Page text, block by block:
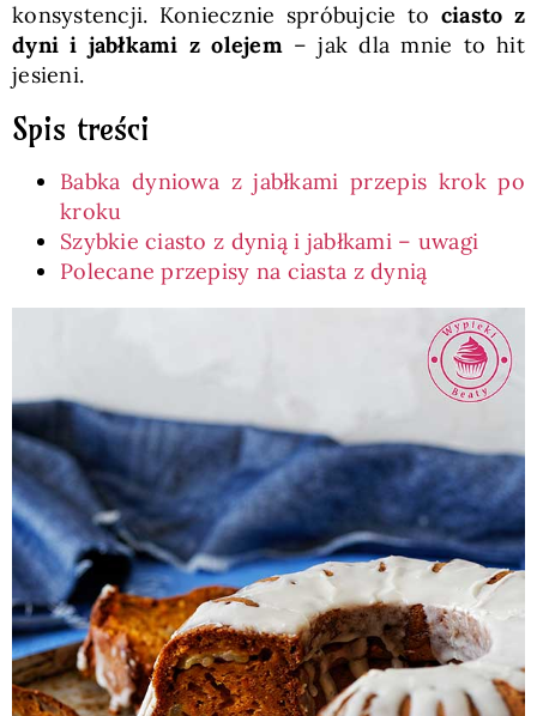
konsystencji. Koniecznie spróbujcie to ciasto z
dyni i jabłkami z olejem– jak dla mnie to hit
jesieni.
Spis treści
Babka dyniowa z jabłkami przepis krok po
kroku
Szybkie ciasto z dynią i jabłkami – uwagi
Polecane przepisy na ciasta z dynią